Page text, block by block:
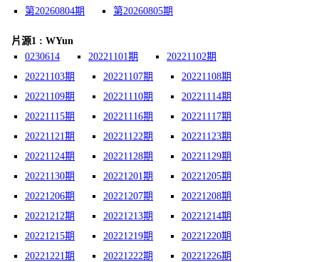
第20260804期
第20260805期
片源1 : WYun
0230614
20221101期
20221102期
20221103期
20221107期
20221108期
20221109期
20221110期
20221114期
20221115期
20221116期
20221117期
20221121期
20221122期
20221123期
20221124期
20221128期
20221129期
20221130期
20221201期
20221205期
20221206期
20221207期
20221208期
20221212期
20221213期
20221214期
20221215期
20221219期
20221220期
20221221期
20221222期
20221226期